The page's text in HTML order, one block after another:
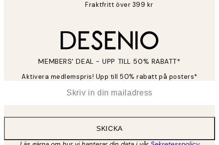
Fraktfritt över 399 kr
MEMBERS' DEAL - UPP TILL 50% RABATT*
Aktivera medlemspris! Upp till 50% rabatt på posters*
SKICKA